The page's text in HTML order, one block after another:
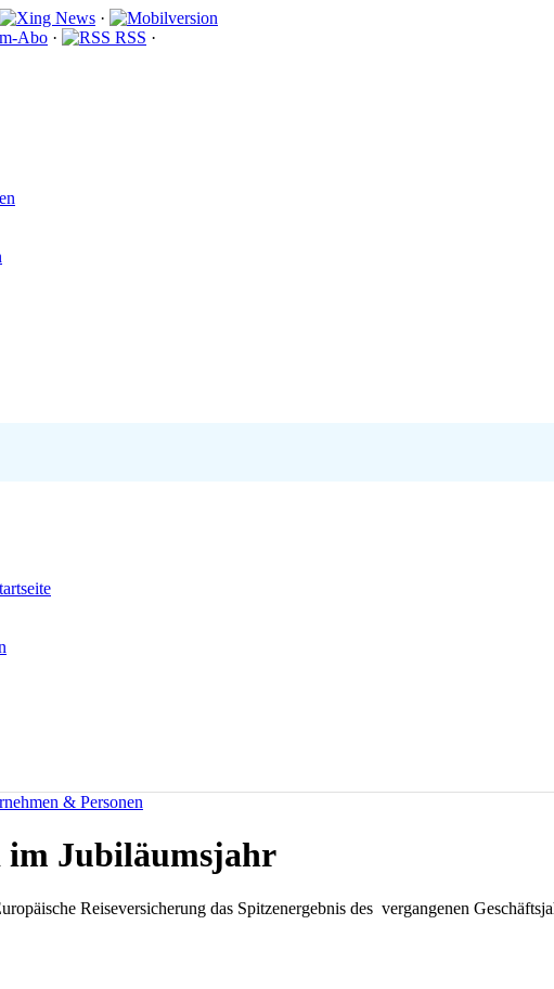
·
Abo · RSS ·
& Personen
im Jubiläumsjahr
Reiseversicherung das Spitzenergebnis des vergangenen